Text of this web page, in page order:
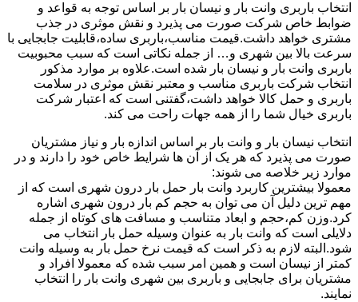
انتخاب باربری وانت بار و نیسان بار بر اساس توجه به قواعد و
ضوابط خاص شرکت صورت می پذیرد و نقش موثری در جذب
مشتری خواهد داشت.قیمت مناسب،باربری ساده،قابلیت جابجایی با
سرعت بالا بین شهری و… از جمله نکاتی است که سبب محبوبیت
باربری وانت بار و نیسان بار شده است.علاوه بر موارد مذکور
انتخاب شرکت باربری مناسب و معتبر نقش موثری در سلامت
باربری و حمل کالا خواهد داشت،گفتنی است که اعتبار شرکت
باربری خیال شما را از همه جهات راحت می کند.
انتخاب نیسان بار و وانت بار بر اساس اندازه بار و نیاز مشتریان
صورت می پذیرد که هر یک از آن ها شرایط خاص خود را دارند و در
موارد زیر خلاصه می شوند:
معمولا بیشترین کاربرد وانت بار حمل بار درون شهری است که از
مهم ترین دلیل آن می توان به حجم کم بار درون شهری اشاره
کرد.وزن کم،حجم و ابعاد متناسب و مسافت های کوتاه از جمله
دلایلی است که وانت بار به عنوان وسیله حمل بار انتخاب می
شود.البته لازم به ذکر است که قیمت نرخ حمل بار به وسیله وانت
کمتر از نیسان است و همین امر سبب شده که معمولا افراد و
مشتریان برای جابجایی و باربری بین شهری وانت بار را انتخاب
نمایند.